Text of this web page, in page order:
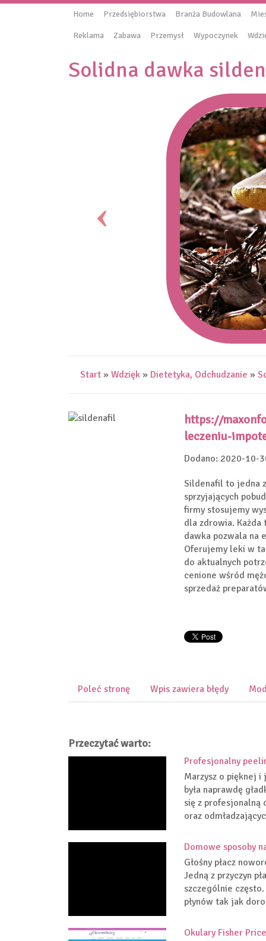
Home Przedsiębiorstwa Branża Budowlana
Reklama Zabawa Przemysł Wypoczynek
Solidna dawka
Start » Wdzięk » Dietetyka, Odchudzanie »
https://
leczeniu-
Dodano: 2020-10-
Sildenafil to jedna
sprzyjających
firmy stosujemy
dla zdrowia.
dawka pozwala na
Oferujemy leki w
do aktualnych
cenione wśród
sprzedaż
Poleć stronę Wpis zawiera błędy
Przeczytać warto:
Profesjonalny
Marzysz o pięknej i
była naprawdę
się z profesjonalną
oraz
Domowe sposoby
Głośny płacz
Jedną z przyczyn
szczególnie
płynów tak jak
Okulary Fisher